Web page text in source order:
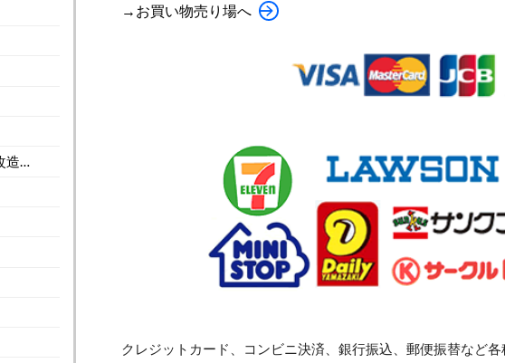
→お買い物売り場へ
クレジットカード、コンビニ決済、銀行振込、郵便振替など
造…